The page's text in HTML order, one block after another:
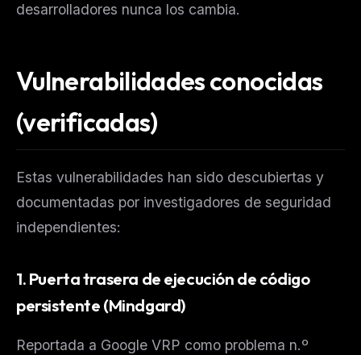
desarrolladores nunca los cambia.
Vulnerabilidades conocidas
(verificadas)
Estas vulnerabilidades han sido descubiertas y
documentadas por investigadores de seguridad
independientes:
1. Puerta trasera de ejecución de código
persistente (Mindgard)
Reportada a Google VRP como problema n.º